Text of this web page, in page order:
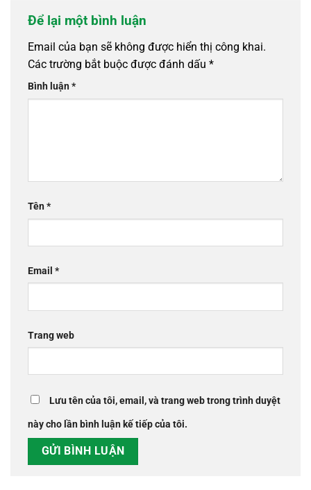
Để lại một bình luận
Email của bạn sẽ không được hiển thị công khai.
Các trường bắt buộc được đánh dấu *
Bình luận*
Tên*
Email *
Trang web
Lưu tên của tôi, email, và trang web trong trình duyệt
này cho lần bình luận kế tiếp của tôi.